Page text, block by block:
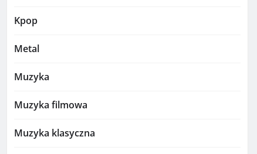
Kpop
Metal
Muzyka
Muzyka filmowa
Muzyka klasyczna